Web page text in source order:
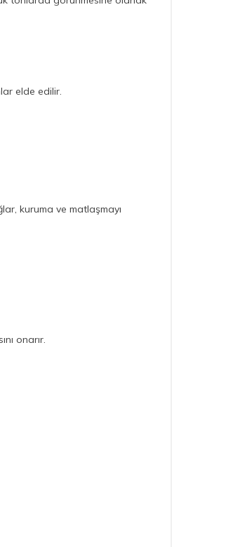
elde edilir.
kuruma ve matlaşmayı
onarır.